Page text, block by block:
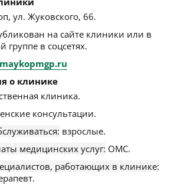
, ул. Жуковского, 66.
на сайте клиники или в
группе в соцсетях.
о клинике
клиника.
консультации.
взрослые.
медицинских услуг: ОМС.
работающих в клинике: